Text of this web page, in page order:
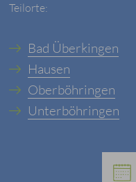
Teilorte:
Bad Überkingen
Hausen
Oberböhringen
Unterböhringen